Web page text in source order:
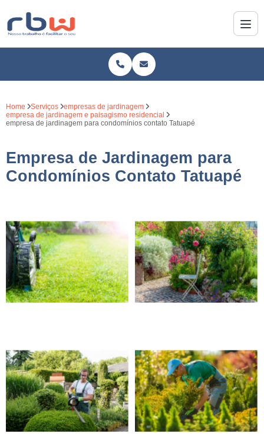
Home Serviços
empresas de jardinagem
empresa de jardinagem e paisagismo residencial
empresa de jardinagem para condomínios contato Tatuapé
Empresa de Jardinagem para
Condomínios Contato Tatuapé